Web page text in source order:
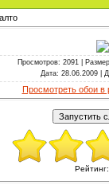
Просмотров: 2091 |
Дата: 28.06.2009 |
Просмотреть обои в
Рейтинг: